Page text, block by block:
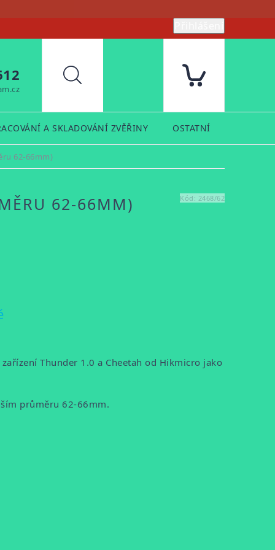
Hledat
A SKLADOVÁNÍ ZVĚŘINY OSTATNÍ
62-66mm)
62-66MM) Kód: 2468/62
Thunder 1.0 a Cheetah od Hikmicro jako
průměru 62-66mm.